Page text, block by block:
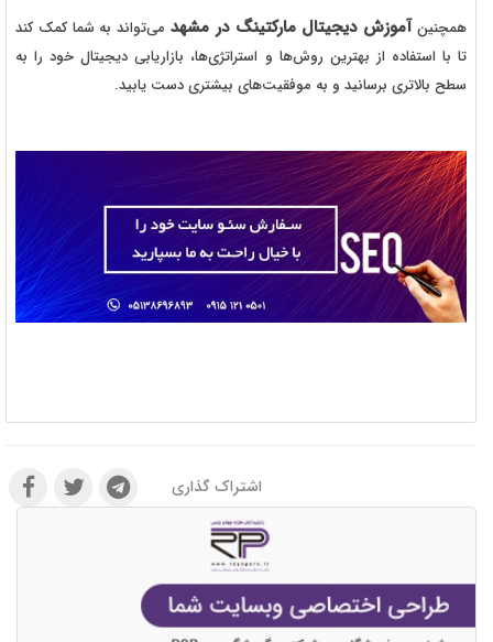
همچنین آموزش دیجیتال مارکتینگ در مشهد می‌تواند به شما کمک کند
تا با استفاده از بهترین روش‌ها و استراتژی‌ها، بازاریابی دیجیتال خود را به
سطح بالاتری برسانید و به موفقیت‌های بیشتری دست یابید.
اشتراک گذاری